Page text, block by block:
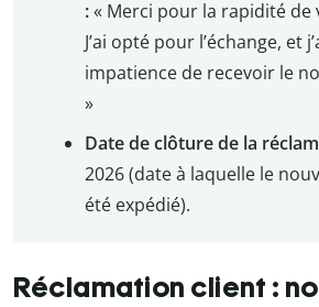
:« Merci pour la rapidité de
J’ai opté pour l’échange, et
impatience de recevoir le
»
Date de clôture de la
2026 (date à laquelle le
été expédié).
Réclamation client :